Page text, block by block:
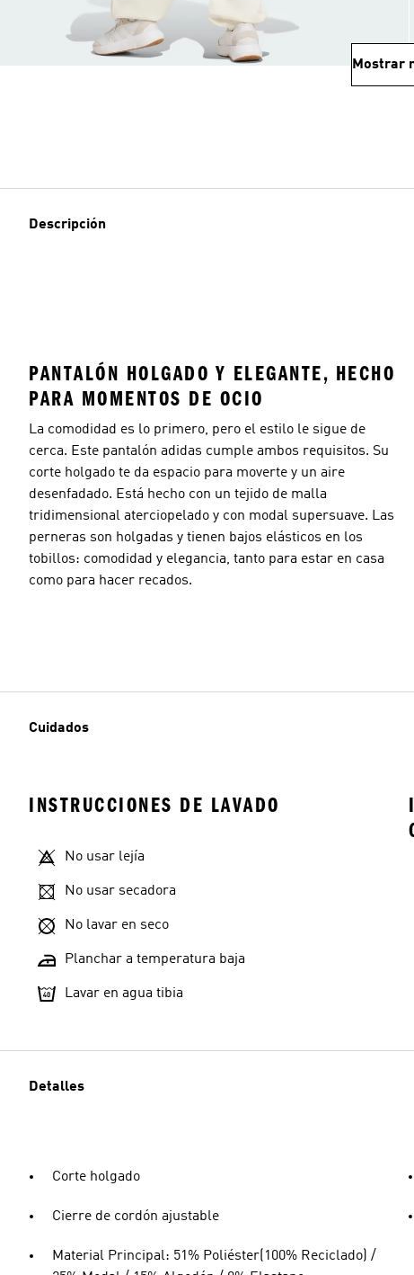
Mostrar
Descripción
PANTALÓN HOLGADO Y ELEGANTE, HECHO
PARA MOMENTOS DE OCIO
La comodidad es lo primero, pero el estilo le sigue de
cerca. Este pantalón adidas cumple ambos requisitos. Su
corte holgado te da espacio para moverte y un aire
desenfadado. Está hecho con un tejido de malla
tridimensional aterciopelado y con modal supersuave. Las
perneras son holgadas y tienen bajos elásticos en los
tobillos: comodidad y elegancia, tanto para estar en casa
como para hacer recados.
Cuidados
INSTRUCCIONES DE LAVADO
No usar lejía
No usar secadora
No lavar en seco
Planchar a temperatura baja
Lavar en agua tibia
Detalles
Corte holgado
Cierre de cordón ajustable
Material Principal: 51% Poliéster(100% Reciclado) /